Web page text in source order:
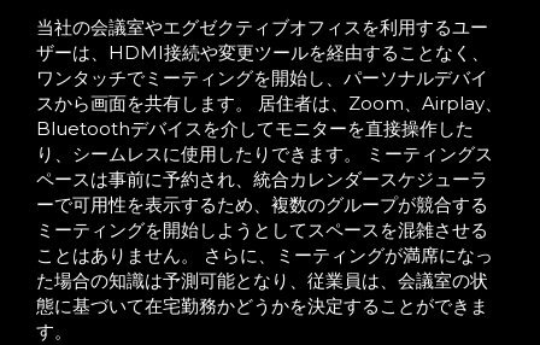
当社の会議室やエグゼクティブオフィスを利用するユー
ザーは、HDMI接続や変更ツールを経由することなく、
ワンタッチでミーティングを開始し、パーソナルデバイ
スから画面を共有します。 居住者は、Zoom、Airplay、
Bluetoothデバイスを介してモニターを直接操作した
り、シームレスに使用したりできます。 ミーティングス
ペースは事前に予約され、統合カレンダースケジューラ
ーで可用性を表示するため、複数のグループが競合する
ミーティングを開始しようとしてスペースを混雑させる
ことはありません。 さらに、ミーティングが満席になっ
た場合の知識は予測可能となり、従業員は、会議室の状
態に基づいて在宅勤務かどうかを決定することができま
す。